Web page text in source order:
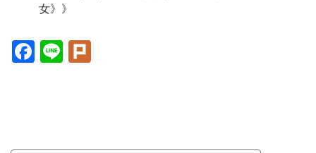
女》》
Facebook(另
開
Line(另
開